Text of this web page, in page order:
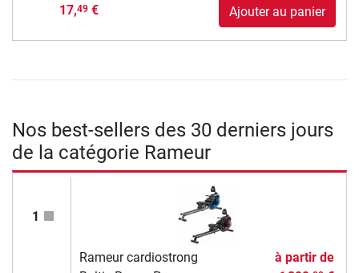
17,49€ Ajouter au panier
Nos best-sellers des 30 derniers jours
de la catégorie Rameur
1
Rameur cardiostrong
à partir de